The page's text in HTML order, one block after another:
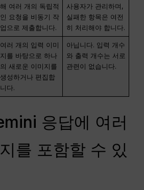
해 여러 개의 독립적
인 요청을 비동기 작
업으로 제출합니다.
사용자가 관리하며,
실패한 항목은 여전
히 처리해야 합니다.
여러 개의 입력 이미
지를 바탕으로 하나
의 새로운 이미지를
생성하거나 편집합
니다.
아닙니다. 입력 개수
와 출력 개수는 서로
관련이 없습니다.
응답에 여러
를 포함할 수 있